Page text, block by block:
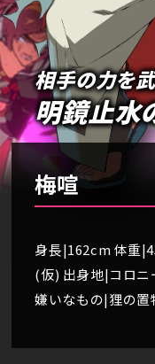
相手の力を
明鏡止水
梅喧
身長|162cm 体重
(仮) 出身地|コロニ
嫌いなもの|狸の置